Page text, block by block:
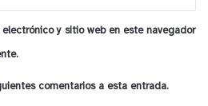
y sitio web en este navegador
comentarios a esta entrada.